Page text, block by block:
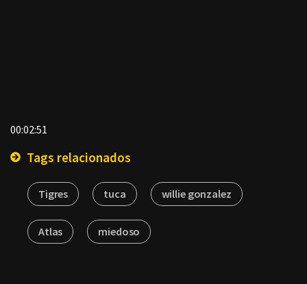
00:02:51
Tags relacionados
Tigres tuca willie gonzalez
Atlas miedoso